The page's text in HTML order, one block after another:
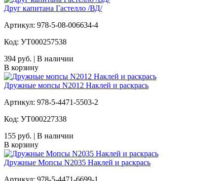
Друг капитана Гастелло /ВД/
Артикул: 978-5-08-006634-4
Код: УТ000257538
394 руб. | В наличии
В корзину
Дружные мопсы N2012 Наклей и раскрась
Артикул: 978-5-4471-5503-2
Код: УТ000227338
155 руб. | В наличии
В корзину
Дружные Мопсы N2035 Наклей и раскрась
Артикул: 978-5-4471-6699-1